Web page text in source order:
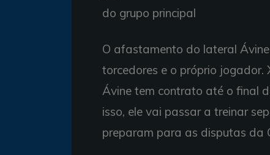
do grupo principal
O afastamento do lateral
torcedores e o próprio jogador.
Ávine tem contrato até o final
isso, ele vai passar a treinar
preparam para as disputas da